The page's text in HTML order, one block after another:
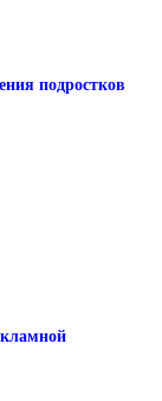
подростков